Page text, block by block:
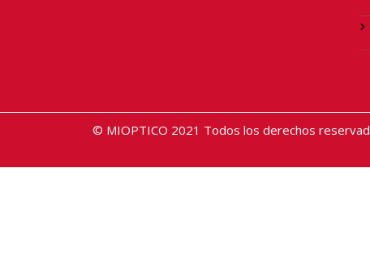
© MIOPTICO 2021 Todos los derechos